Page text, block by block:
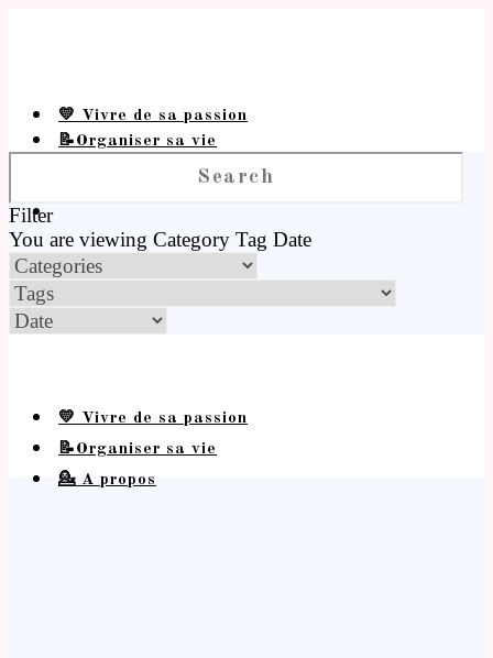
💛 Vivre de sa passion
📝Organiser sa vie
Filter
You are viewing Category Tag Date
💛 Vivre de sa passion
📝Organiser sa vie
💁 A propos